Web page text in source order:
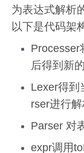
为表达式解析
以下是代码架
Processer
后得到新
Lexer得到
rser进行
Parser 对
expr调用